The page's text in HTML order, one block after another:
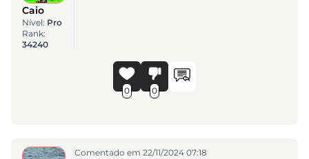
Caio
Nível: Pro
Rank:
34240
0 0
Comentado em 22/11/2024 07:18